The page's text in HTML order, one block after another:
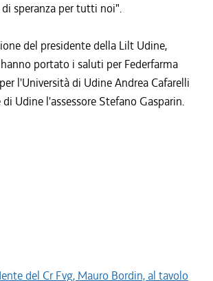
speranza per tutti noi".
del presidente della Lilt Udine,
portato i saluti per Federfarma
l'Università di Udine Andrea Cafarelli
Udine l'assessore Stefano Gasparin.